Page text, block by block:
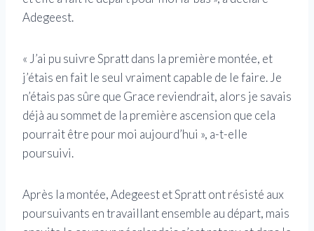
Adegeest.
« J’ai pu suivre Spratt dans la première montée, et
j’étais en fait le seul vraiment capable de le faire. Je
n’étais pas sûre que Grace reviendrait, alors je savais
déjà au sommet de la première ascension que cela
pourrait être pour moi aujourd’hui », a-t-elle
poursuivi.
Après la montée, Adegeest et Spratt ont résisté aux
poursuivants en travaillant ensemble au départ, mais